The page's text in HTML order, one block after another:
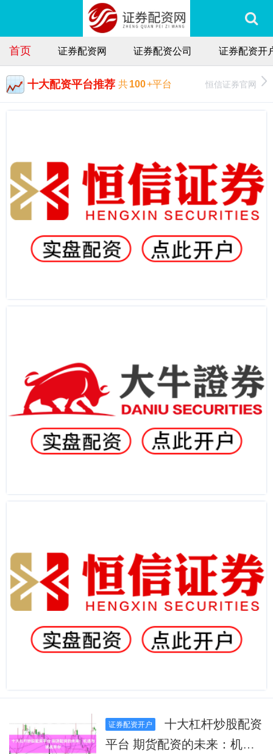
首页 证券配资网 证券配资公司 证券配资开
十大配资平台推荐 共100+平台 恒信证券官网
证券配资开户
十大杠杆炒股配资
平台 期货配资的未来：机遇